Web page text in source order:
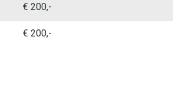
€ 200,-
€ 200,-